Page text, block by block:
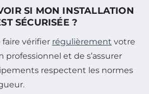
SI MON INSTALLATION
SÉCURISÉE ?
faire vérifier régulièrement votre
professionnel et de s’assurer
respectent les normes